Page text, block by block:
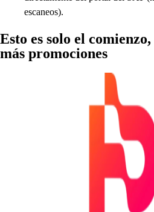
escaneos).
Esto es solo el comienzo,
más promociones